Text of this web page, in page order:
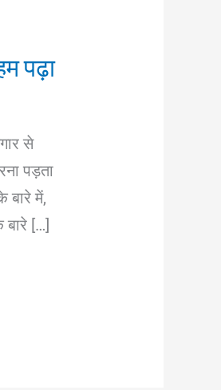
पढ़ा
से
पड़ता
बारे में,
[…]